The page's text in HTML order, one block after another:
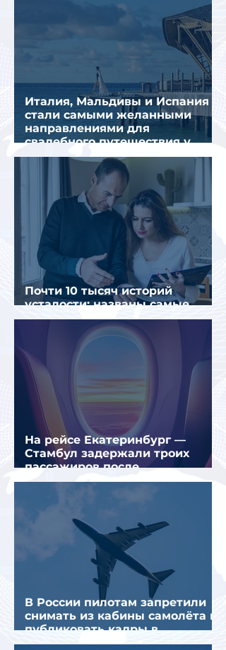
Италия, Мальдивы и Испания
стали самыми желанными
направлениями для
свадебного путешествия у
россиян
Почти 10 тысяч историй
усталости: названы самые
уставшие россияне
На рейсе Екатеринбург —
Стамбул задержали троих
пассажиров после
предполагаемой серии краж
В России пилотам запретили
снимать из кабины самолёта и
публиковать кадры в
интернете